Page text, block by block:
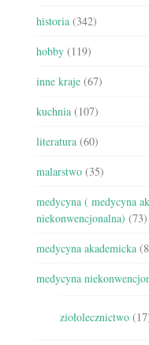
historia (342)
hobby (119)
inne kraje (67)
kuchnia (107)
literatura (60)
malarstwo (35)
medycyna ( medycyna
niekonwencjonalna) (73)
medycyna akademicka
medycyna
ziołolecznictwo